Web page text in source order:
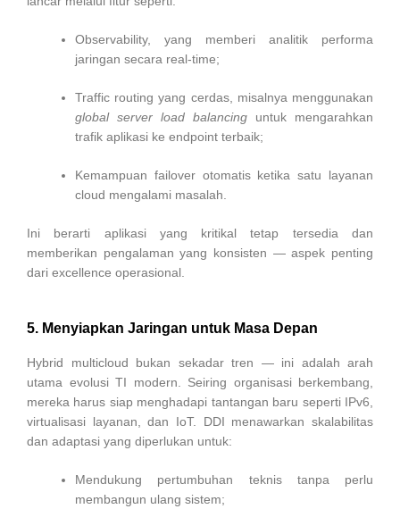
Observability, yang memberi analitik performa
jaringan secara real-time;
Traffic routing yang cerdas, misalnya menggunakan
global server load balancing untuk mengarahkan
trafik aplikasi ke endpoint terbaik;
Kemampuan failover otomatis ketika satu layanan
cloud mengalami masalah.
Ini berarti aplikasi yang kritikal tetap tersedia dan
memberikan pengalaman yang konsisten — aspek penting
dari excellence operasional.
5. Menyiapkan Jaringan untuk Masa Depan
Hybrid multicloud bukan sekadar tren — ini adalah arah
utama evolusi TI modern. Seiring organisasi berkembang,
mereka harus siap menghadapi tantangan baru seperti IPv6,
virtualisasi layanan, dan IoT. DDI menawarkan skalabilitas
dan adaptasi yang diperlukan untuk:
Mendukung pertumbuhan teknis tanpa perlu
membangun ulang sistem;